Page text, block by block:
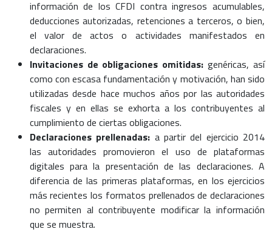
información de los CFDI contra ingresos acumulables,
deducciones autorizadas, retenciones a terceros, o bien,
el valor de actos o actividades manifestados en
declaraciones.
Invitaciones de obligaciones omitidas: genéricas, así
como con escasa fundamentación y motivación, han sido
utilizadas desde hace muchos años por las autoridades
fiscales y en ellas se exhorta a los contribuyentes al
cumplimiento de ciertas obligaciones.
Declaraciones prellenadas: a partir del ejercicio 2014
las autoridades promovieron el uso de plataformas
digitales para la presentación de las declaraciones. A
diferencia de las primeras plataformas, en los ejercicios
más recientes los formatos prellenados de declaraciones
no permiten al contribuyente modificar la información
que se muestra.